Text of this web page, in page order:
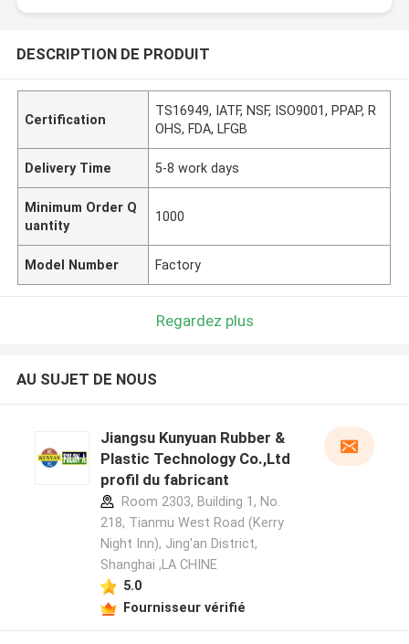
DESCRIPTION DE PRODUIT
Certification
TS16949, IATF, NSF, ISO9001, PPAP, R
OHS, FDA, LFGB
Delivery Time 5-8 work days
Minimum Order Q
uantity
1000
Model Number Factory
Regardez plus
AU SUJET DE NOUS
Jiangsu Kunyuan Rubber &
Plastic Technology Co.,Ltd
profil du fabricant
Room 2303, Building 1, No.
218, Tianmu West Road (Kerry
Night Inn), Jing'an District,
Shanghai ,LA CHINE
5.0
Fournisseur vérifié